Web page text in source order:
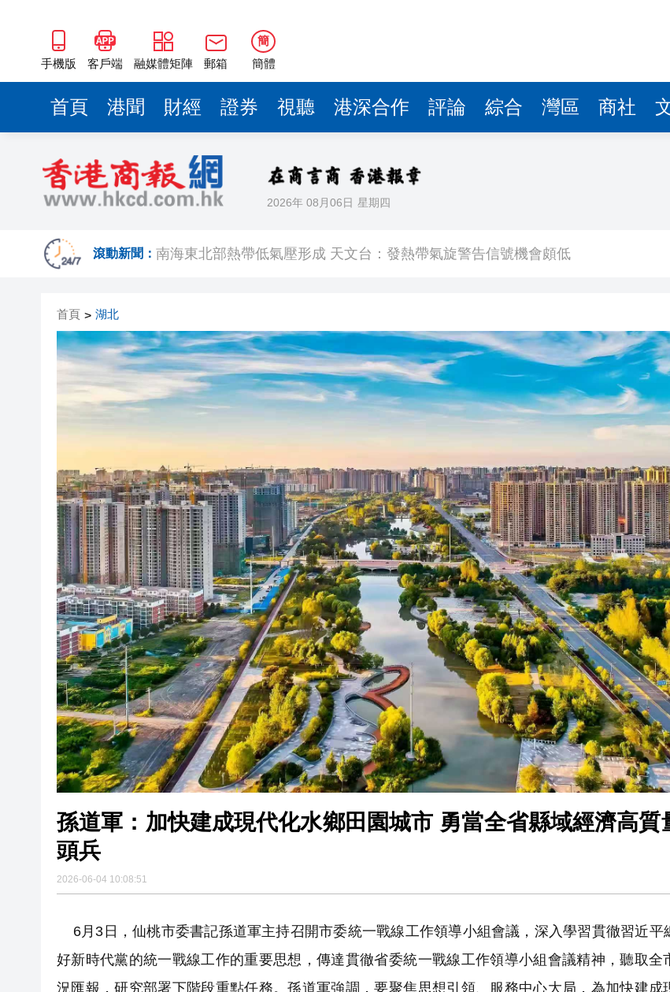
手機版 客戶端 融媒體矩陣 郵箱
簡
簡體
首頁 港聞 財經 證券 視聽 港深合作 評論 綜合 灣區 商社
2026年 08月06日 星期四
滾動新聞：
有片丨聯合國安理會改選 菲律賓、德國落選
世界首套煤制烯烴工業裝置升級建設項目空分裝置變電所一次性受電成功
粉嶺公路三車相撞 往九龍方向行車線封閉
孫道軍：加快建成現代化水鄉田園城市 勇當全省縣域經濟高質量發展排頭兵
南海東北部熱帶低氣壓形成 天文台：發熱帶氣旋警告信號機會頗低
粉嶺公路三車相撞 往九龍方向行車線封閉
古風美食治癒短劇《人間至味是清顏》在桂南寧開機
【樹成·心耕錄】李白蘇軾：最頂級的人生通透 藏在一場洗澡里
黃金首超美債成全球最大儲備資產 金價井噴式上漲 大行普遍看好後市
南海東北部熱帶低氣壓形成 天文台：發熱帶氣旋警告信號機會頗低
有片丨聯合國安理會改選 菲律賓、德國落選
世界首套煤制烯烴工業裝置升級建設項目空分裝置變電所一次性受電成功
粉嶺公路三車相撞 往九龍方向行車線封閉
古風美食治癒短劇《人間至味是清顏》在桂南寧開機
【樹成·心耕錄】李白蘇軾：最頂級的人生通透 藏在一場洗澡里
首頁 > 湖北
孫道軍：加快建成現代化水鄉田園城市 勇當全省縣域經濟高質
頭兵
2026-06-04 10:08:51
6月3日，仙桃市委書記孫道軍主持召開市委統一戰線工作領導小組會議，深入學習貫徹習近平
好新時代黨的統一戰線工作的重要思想，傳達貫徹省委統一戰線工作領導小組會議精神，聽取全
況匯報，研究部署下階段重點任務。孫道軍強調，要聚焦思想引領、服務中心大局，為加快建成